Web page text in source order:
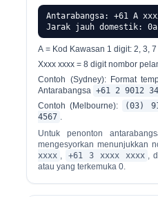
Antarabangsa: +61 A
Jarak jauh domestik:
A = Kod Kawasan 1 digit: 2, 3,
Xxxx xxxx = 8 digit nombor
Contoh (Sydney): Format
Antarabangsa +61 2 9012
Contoh (Melbourne):
(03)
4567 .
Untuk penonton
mengesyorkan menunjukkan
xxxx , +61 3 xxxx xxxx ,
atau yang terkemuka 0.